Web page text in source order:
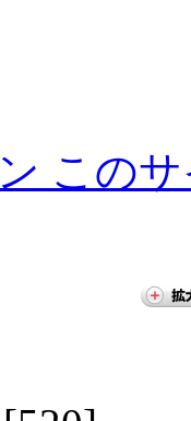
この